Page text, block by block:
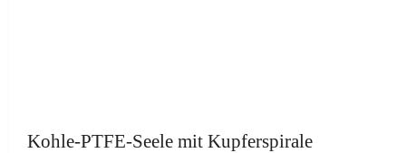
Kohle-PTFE-Seele mit Kupferspirale